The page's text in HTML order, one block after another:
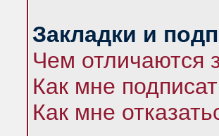
Закладки и
Чем отличаются
Как мне
Как мне